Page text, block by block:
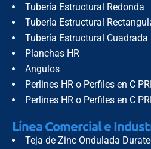
Tubería Estructural Redonda
Tubería Estructural
Tubería Estructural Cuadrada
Planchas HR
Angulos
Perlines HR o Perfiles en C
Perlines HR o Perfiles en C
Línea Comercial e
Teja de Zinc Ondulada